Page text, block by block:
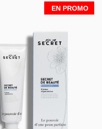
EN PROMO